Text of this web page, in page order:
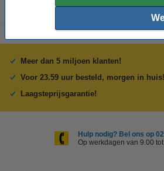
Meer dan 5 miljoen klanten!
Voor 23.59 uur besteld, morgen in huis!
Laagsteprijsgarantie!
Hulp nodig? Bel ons op
Op werkdagen van 9.00